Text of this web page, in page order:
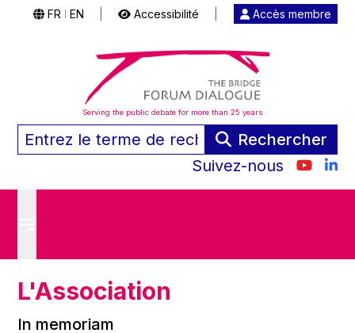
FR EN Accessibilité Accès membre
Serving the public debate for more than 25 years
Rechercher
Suivez-nous
L'Association
In memoriam